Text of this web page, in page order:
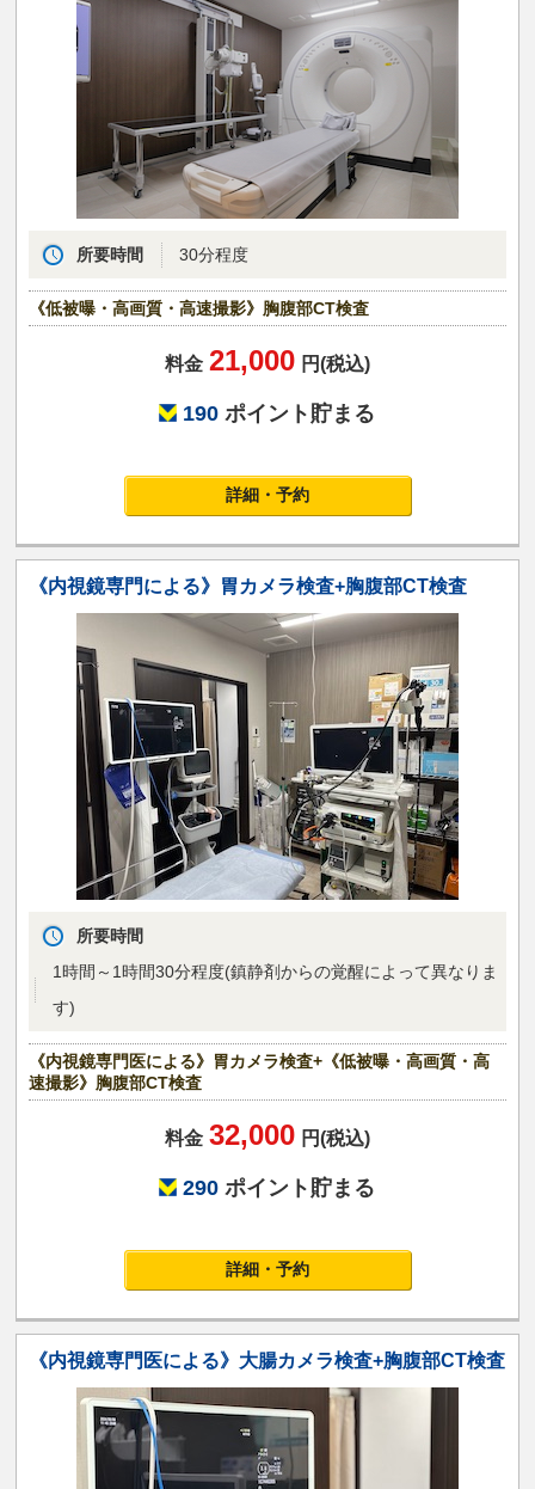
所要時間 30分程度
《低被曝・高画質・高速撮影》胸腹部CT検査
料金 21,000 円(税込)
190 ポイント貯まる
詳細・予約
《内視鏡専門による》胃カメラ検査+胸腹部CT検査
所要時間
1時間～1時間30分程度(鎮静剤からの覚醒によって異なりま
す)
《内視鏡専門医による》胃カメラ検査+《低被曝・高画質・高
速撮影》胸腹部CT検査
料金 32,000 円(税込)
290 ポイント貯まる
詳細・予約
《内視鏡専門医による》大腸カメラ検査+胸腹部CT検査